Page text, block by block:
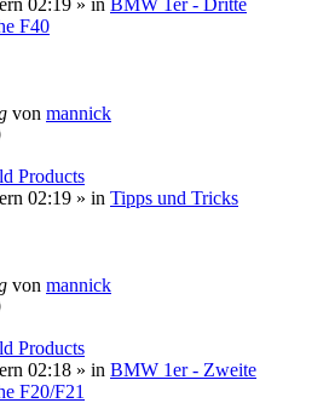
F40
von mannick
Products
02:19 » in Tipps und Tricks
von mannick
Products
02:18 » in BMW 1er - Zweite
F20/F21